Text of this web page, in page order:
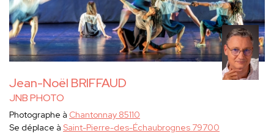
Jean-Noël BRIFFAUD
JNB PHOTO
Photographe à Chantonnay 85110
Se déplace à Saint-Pierre-des-Échaubrognes 79700